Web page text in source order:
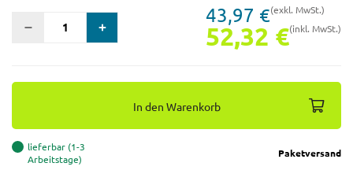
43,97 €(exkl. MwSt.)
52,32 €(inkl. MwSt.)
In den Warenkorb
lieferbar (1-3
Arbeitstage)
Paketversand